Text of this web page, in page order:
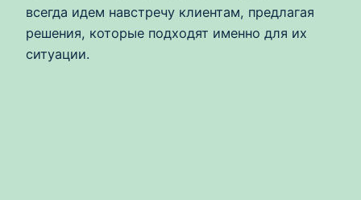
всегда идем навстречу клиентам, предлагая
решения, которые подходят именно для их
ситуации.